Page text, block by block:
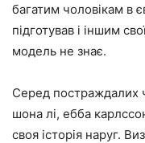
багатим чоловікам в
підготував і іншим
модель не знає.
Серед постраждалих
шона лі, ебба
своя історія наруг.